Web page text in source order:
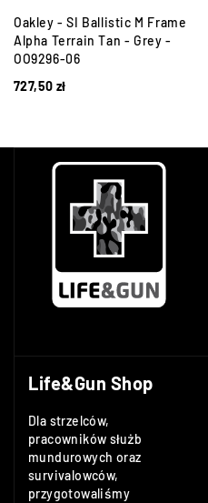
Oakley - SI Ballistic M Frame
Alpha Terrain Tan - Grey -
OO9296-06
727,50 zł
Life&Gun Shop
Dla strzelców,
pracowników służb
mundurowych oraz
survivalowców,
przygotowaliśmy